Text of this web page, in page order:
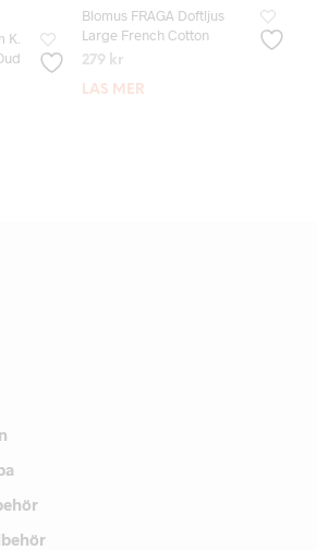
K.
Blomus FRAGA Doftljus
Large French Cotton
279 kr
LÄS MER